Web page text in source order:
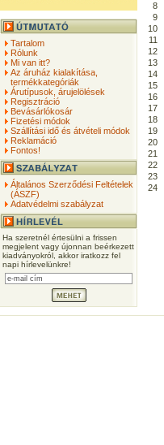
Tartalom
Rólunk
Mi van itt?
Az áruház kialakítása,
termékkategóriák
Árutípusok, árujelölések
Regisztráció
Bevásárlókosár
Fizetési módok
Szállítási idő és átvételi módok
Reklamáció
Fontos!
Általános Szerződési Feltételek
(ÁSZF)
Adatvédelmi szabályzat
Ha szeretnél értesülni a frissen
megjelent vagy újonnan beérkezett
kiadványokról, akkor iratkozz fel
napi hírlevelünkre!
8
9
10
11
12
13
14
15
16
17
18
19
20
21
22
23
24